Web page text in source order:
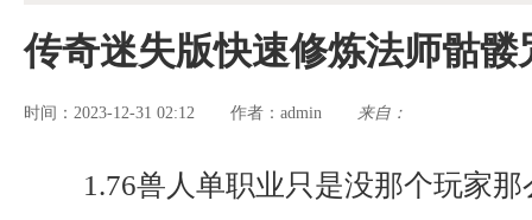
传奇迷失版快速修炼法师骷髅
时间：2023-12-31 02:12 作者： admin 来自：
1.76兽人单职业只是没那个玩家